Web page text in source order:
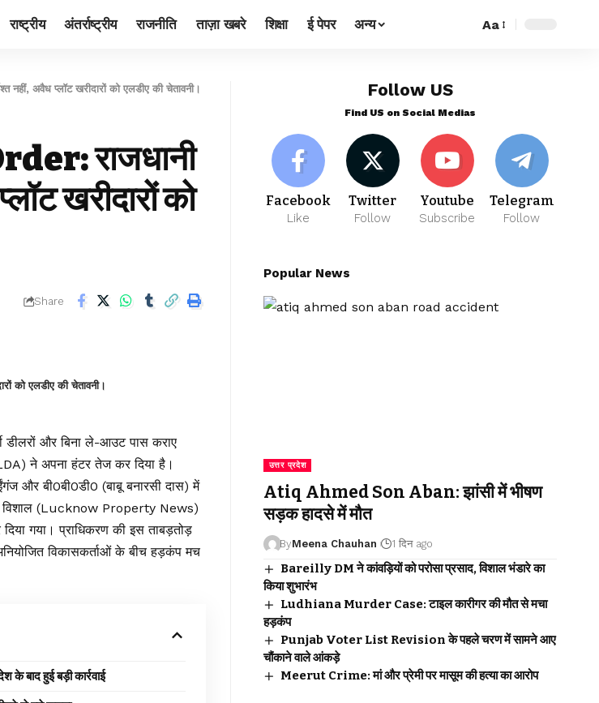
राष्ट्रीय अंतर्राष्ट्रीय राजनीति ताज़ा खबरे शिक्षा ई पेपर अन्य Aa
अवैध प्लॉट खरीदारों को एलडीए की चेतावनी।
राजधानी
खरीदारों को
Share
को एलडीए की चेतावनी।
डीलरों और बिना ले-आउट पास कराए
ने अपना हंटर तेज कर दिया है।
और बी0बी0डी0 (बाबू बनारसी दास) में
विशाल (Lucknow Property News)
गया। प्राधिकरण की इस ताबड़तोड़
विकासकर्ताओं के बीच हड़कंप मच
के बाद हुई बड़ी कार्रवाई
Follow US
Find US on Social Medias
Facebook
Like
Twitter
Follow
Youtube
Subscribe
Telegram
Follow
Popular News
उत्तर प्रदेश
Atiq Ahmed Son Aban: झांसी में भीषण
सड़क हादसे में मौत
ByMeena Chauhan 1 दिन ago
Bareilly DM ने कांवड़ियों को परोसा प्रसाद, विशाल भंडारे का
किया शुभारंभ
Ludhiana Murder Case: टाइल कारीगर की मौत से मचा
हड़कंप
Punjab Voter List Revision के पहले चरण में सामने आए
चौंकाने वाले आंकड़े
Meerut Crime: मां और प्रेमी पर मासूम की हत्या का आरोप